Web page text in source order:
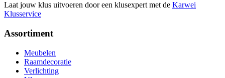
Laat jouw klus uitvoeren door een klusexpert met de Karwei
Klusservice
Assortiment
Meubelen
Raamdecoratie
Verlichting